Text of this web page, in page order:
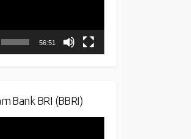
56:51
Bank BRI (BBRI)